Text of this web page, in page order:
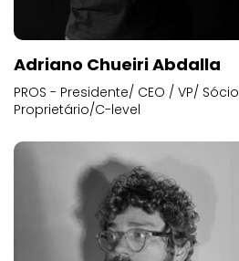
Adriano Chueiri Abdalla
PROS - Presidente/ CEO / VP/ Sócio
Proprietário/C-level